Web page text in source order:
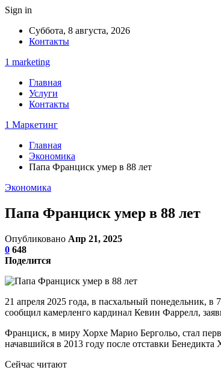
Sign in
Суббота, 8 августа, 2026
Контакты
1 marketing
Главная
Услуги
Контакты
1 Маркетинг
Главная
Экономика
Папа Франциск умер в 88 лет
Экономика
Папа Франциск умер в 88 лет
Опубликовано Апр 21, 2025
0 648
Поделится
21 апреля 2025 года, в пасхальный понедельник,
сообщил камерленго кардинал Кевин Фаррелл,
Франциск, в миру Хорхе Марио Бергольо, стал
начавшийся в 2013 году после отставки
Сейчас читают